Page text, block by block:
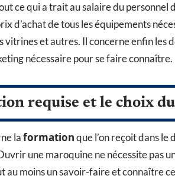
ce qui a trait au salaire du personnel
d’achat de tous les équipements
vitrines et autres. Il concerne enfin les
nécessaire pour se faire connaître.
requise et le choix
laformationque l’on reçoit dans
une maroquine ne nécessite pas
au moins un savoir-faire et connaître